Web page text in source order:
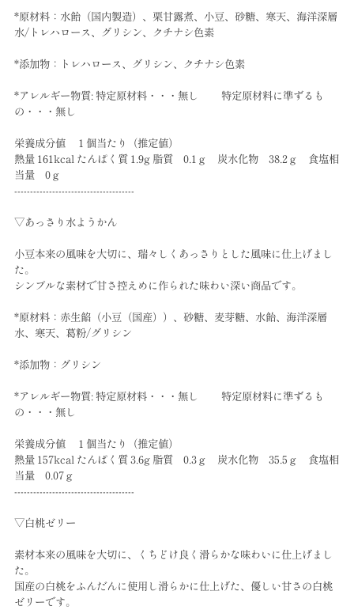
*原材料：水飴（国内製造）、栗甘露煮、小豆、砂糖、寒天、海洋深層
水/トレハロース、グリシン、クチナシ色素
*添加物：トレハロース、グリシン、クチナシ色素
*アレルギー物質: 特定原材料・・・無し 特定原材料に準ずるも
の・・・無し
栄養成分値 １個当たり（推定値）
熱量 161kcal たんぱく質 1.9g 脂質 0.1ｇ 炭水化物 38.2ｇ 食塩相
当量 0ｇ
--------------------------------------
▽あっさり水ようかん
小豆本来の風味を大切に、瑞々しくあっさりとした風味に仕上げまし
た。
シンプルな素材で甘さ控えめに作られた味わい深い商品です。
*原材料：赤生餡（小豆（国産））、砂糖、麦芽糖、水飴、海洋深層
水、寒天、葛粉/グリシン
*添加物：グリシン
*アレルギー物質: 特定原材料・・・無し 特定原材料に準ずるも
の・・・無し
栄養成分値 １個当たり（推定値）
熱量 157kcal たんぱく質 3.6g 脂質 0.3ｇ 炭水化物 35.5ｇ 食塩相
当量 0.07ｇ
--------------------------------------
▽白桃ゼリー
素材本来の風味を大切に、くちどけ良く滑らかな味わいに仕上げまし
た。
国産の白桃をふんだんに使用し滑らかに仕上げた、優しい甘さの白桃
ゼリーです。